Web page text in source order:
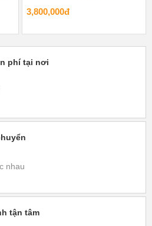
3,800,000đ
phí tại nơi
nhau
tận tâm